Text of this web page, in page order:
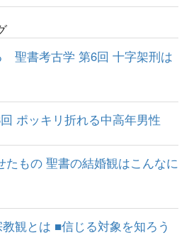
聖書考古学 第6回 十字架刑は
ポッキリ折れる中高年男性
もの 聖書の結婚観はこんなに
観とは ■信じる対象を知ろう